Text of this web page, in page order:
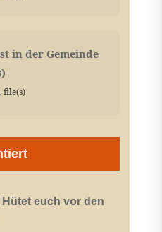
in der Gemeinde
file(s)
euch vor den